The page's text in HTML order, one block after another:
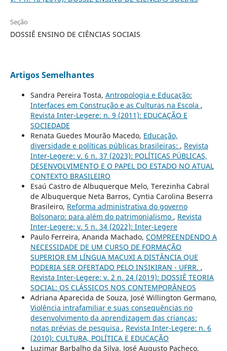
Seção
DOSSIÊ ENSINO DE CIÊNCIAS SOCIAIS
Artigos Semelhantes
Sandra Pereira Tosta, Antropologia e Educação:
Interfaces em Construção e as Culturas na Escola ,
Revista Inter-Legere: n. 9 (2011): EDUCAÇÃO E
SOCIEDADE
Renata Guedes Mourão Macedo, Educação,
diversidade e políticas públicas brasileiras: , Revista
Inter-Legere: v. 6 n. 37 (2023): POLÍTICAS PÚBLICAS,
DESENVOLVIMENTO E O PAPEL DO ESTADO NO ATUAL
CONTEXTO BRASILEIRO
Esaú Castro de Albuquerque Melo, Terezinha Cabral
de Albuquerque Neta Barros, Cyntia Carolina Beserra
Brasileiro, Reforma administrativa do governo
Bolsonaro: para além do patrimonialismo , Revista
Inter-Legere: v. 5 n. 34 (2022): Inter-Legere
Paulo Ferreira, Ananda Machado, COMPREENDENDO A
NECESSIDADE DE UM CURSO DE FORMAÇÃO
SUPERIOR EM LÍNGUA MACUXI A DISTÂNCIA QUE
PODERIA SER OFERTADO PELO INSIKIRAN - UFRR. ,
Revista Inter-Legere: v. 2 n. 24 (2019): DOSSIÊ TEORIA
SOCIAL: OS CLÁSSICOS NOS CONTEMPORÂNEOS
Adriana Aparecida de Souza, José Willington Germano,
Violência intrafamiliar e suas consequências no
desenvolvimento da aprendizagem das crianças:
notas prévias de pesquisa , Revista Inter-Legere: n. 6
(2010): CULTURA, POLÍTICA E EDUCAÇÃO
Luzimar Barbalho da Silva, José Augusto Pacheco,